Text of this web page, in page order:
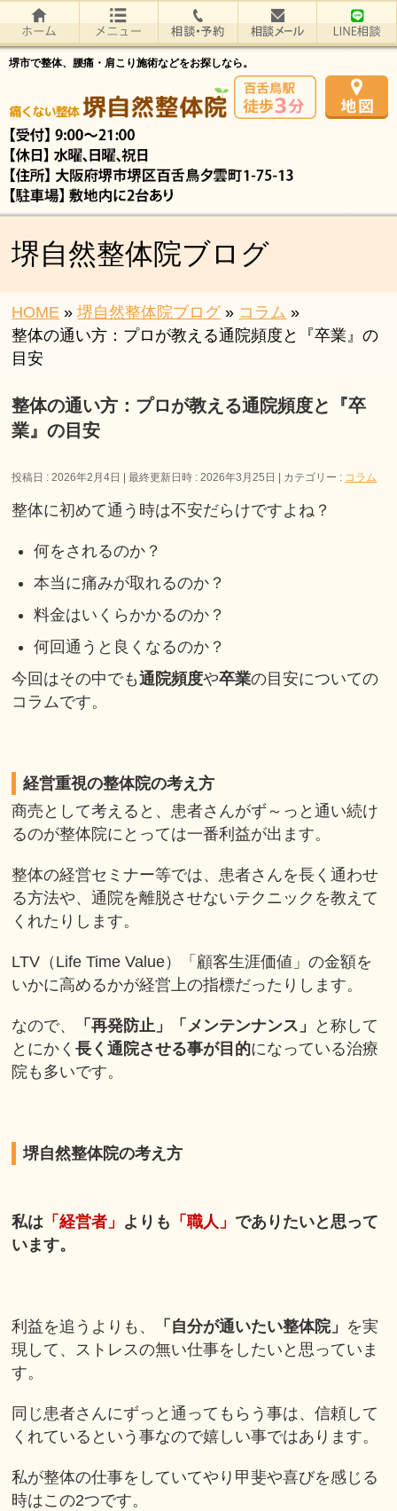
堺市で整体、腰痛・肩こり施術などをお探しなら。
堺自然整体院ブログ
HOME » 堺自然整体院ブログ» コラム »
整体の通い方：プロが教える通院頻度と『卒業』の
目安
整体の通い方：プロが教える通院頻度と『卒
業』の目安
投稿日 : 2026年2月4日 最終更新日時 : 2026年3月25日 カテゴリー : コラム
整体に初めて通う時は不安だらけですよね？
何をされるのか？
本当に痛みが取れるのか？
料金はいくらかかるのか？
何回通うと良くなるのか？
今回はその中でも通院頻度や卒業の目安についての
コラムです。
経営重視の整体院の考え方
商売として考えると、患者さんがず～っと通い続け
るのが整体院にとっては一番利益が出ます。
整体の経営セミナー等では、患者さんを長く通わせ
る方法や、通院を離脱させないテクニックを教えて
くれたりします。
LTV（Life Time Value）「顧客生涯価値」の金額を
いかに高めるかが経営上の指標だったりします。
なので、 「再発防止」「メンテンナンス」
と称して
とにかく長く通院させる事が目的になっている治療
院も多いです。
堺自然整体院の考え方
私は 「経営者」 よりも 「職人」 でありたいと思って
います。
利益を追うよりも、 「自分が通いたい整体院」 を実
現して、ストレスの無い仕事をしたいと思っていま
す。
同じ患者さんにずっと通ってもらう事は、信頼して
くれているという事なので嬉しい事ではあります。
私が整体の仕事をしていてやり甲斐や喜びを感じる
時はこの2つです。